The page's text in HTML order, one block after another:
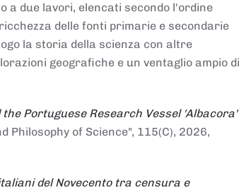
a due lavori, elencati secondo l'ordine
delle fonti primarie e secondarie
la storia della scienza con altre
geografiche e un ventaglio ampio di
Portuguese Research Vessel 'Albacora'
Philosophy of Science", 115(C), 2026,
del Novecento tra censura e